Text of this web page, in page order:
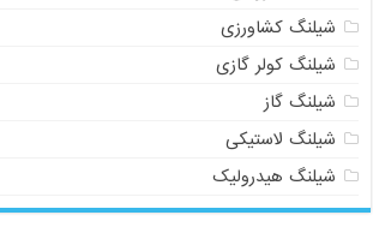
شیلنگ کشاورزی
شیلنگ کولر گازی
شیلنگ گاز
شیلنگ لاستیکی
شیلنگ هیدرولیک